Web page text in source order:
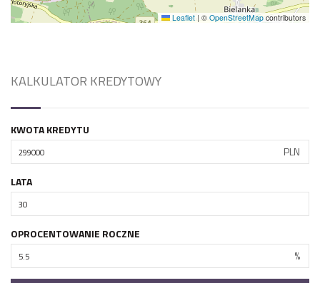
Leaflet | © OpenStreetMapcontributors
KALKULATOR KREDYTOWY
KWOTA KREDYTU
PLN
LATA
OPROCENTOWANIE ROCZNE
%